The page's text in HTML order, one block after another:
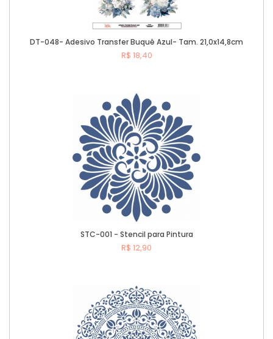
DT-048- Adesivo Transfer Buquê Azul- Tam. 21,0x14,8cm
R$ 18,40
STC-001 - Stencil para Pintura
R$ 12,90